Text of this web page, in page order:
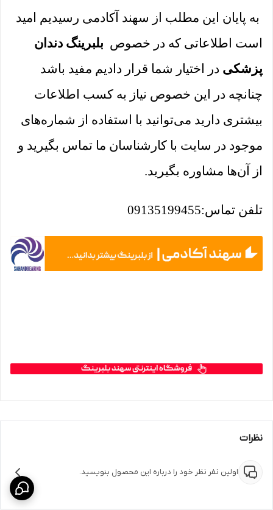
به پایان این مطلب از سهند آکادمی رسیدیم امید
است اطلاعاتی که در خصوص بلبرینگ دندان
پزشکی در اختیار شما قرار دادیم مفید باشد
چنانچه در این خصوص نیاز به کسب اطلاعات
بیشتری دارید می‌توانید با استفاده از شماره‌های
موجود در سایت با کارشناسان ما تماس بگیرید و
از آن‌ها مشاوره بگیرید.
تلفن تماس:09135199455
نظرات
اولین نفر نظر خود را درباره این محصول بنویسید.